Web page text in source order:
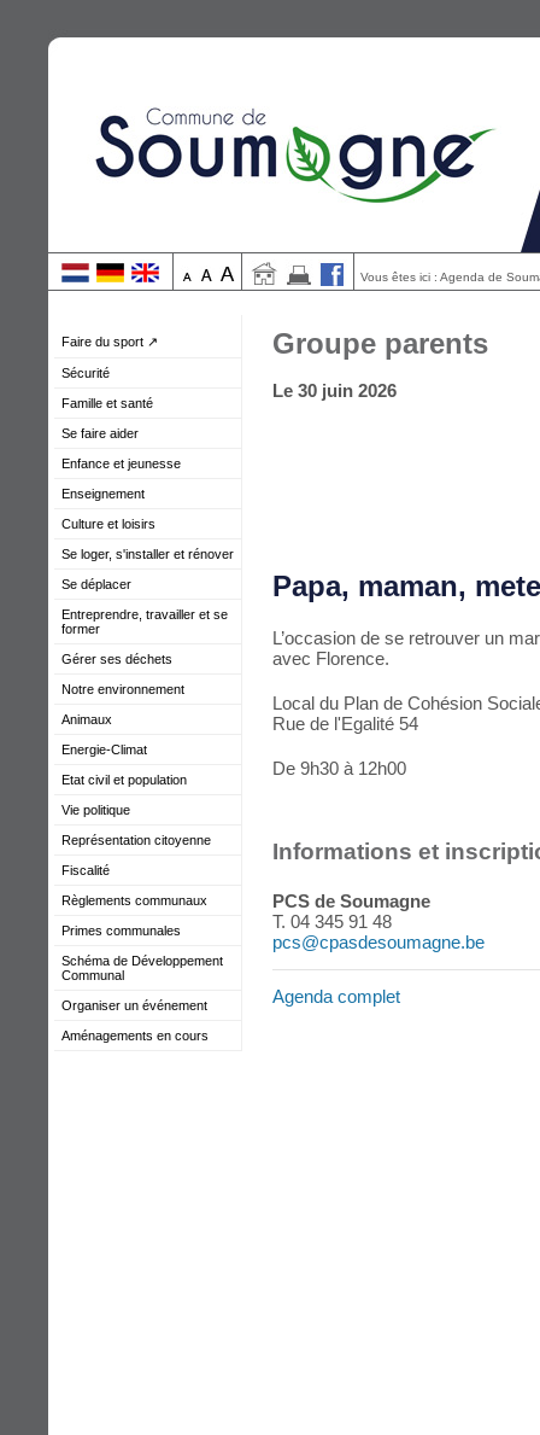
Vous êtes ici : Agenda de
Faire du sport ↗
Sécurité
Famille et santé
Se faire aider
Enfance et jeunesse
Enseignement
Culture et loisirs
Se loger, s'installer et rénover
Se déplacer
Entreprendre, travailler et se
former
Gérer ses déchets
Notre environnement
Animaux
Energie-Climat
Etat civil et population
Vie politique
Représentation citoyenne
Fiscalité
Règlements communaux
Primes communales
Schéma de Développement
Communal
Organiser un événement
Aménagements en cours
Groupe parents
Le 30 juin 2026
Papa, maman,
L’occasion de se retrouver un
avec Florence.
Local du Plan de Cohésion
Rue de l'Egalité 54
De 9h30 à 12h00
Informations et
PCS de Soumagne
T. 04 345 91 48
pcs@cpasdesoumagne.be
Agenda complet